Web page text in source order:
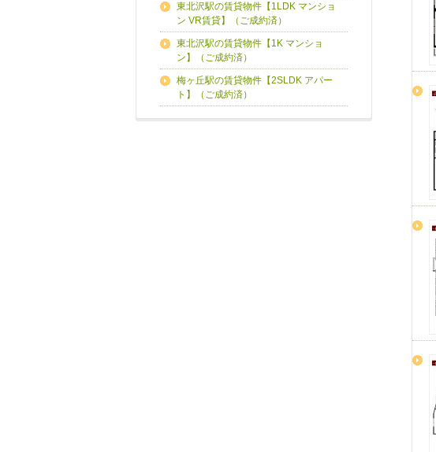
東北沢駅の賃貸物件【1LDK マンショ
ン VR賃貸】（ご成約済）
東北沢駅の賃貸物件【1K マンショ
ン】（ご成約済）
梅ヶ丘駅の賃貸物件【2SLDK アパー
ト】（ご成約済）